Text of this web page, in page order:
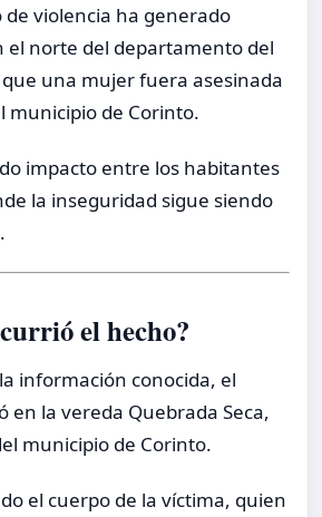
violencia ha generado
el norte del departamento del
una mujer fuera asesinada
municipio de Corinto.
impacto entre los habitantes
la inseguridad sigue siendo
el hecho?
información conocida, el
en la vereda Quebrada Seca,
municipio de Corinto.
el cuerpo de la víctima, quien